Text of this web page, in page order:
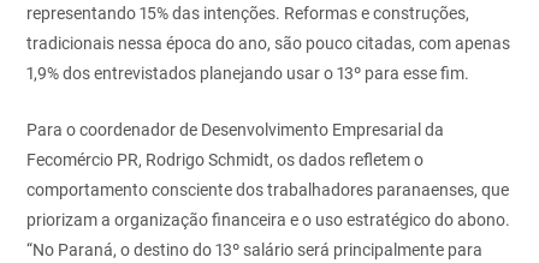
representando 15% das intenções. Reformas e construções,
tradicionais nessa época do ano, são pouco citadas, com apenas
1,9% dos entrevistados planejando usar o 13º para esse fim.
Para o coordenador de Desenvolvimento Empresarial da
Fecomércio PR, Rodrigo Schmidt, os dados refletem o
comportamento consciente dos trabalhadores paranaenses, que
priorizam a organização financeira e o uso estratégico do abono.
“No Paraná, o destino do 13º salário será principalmente para